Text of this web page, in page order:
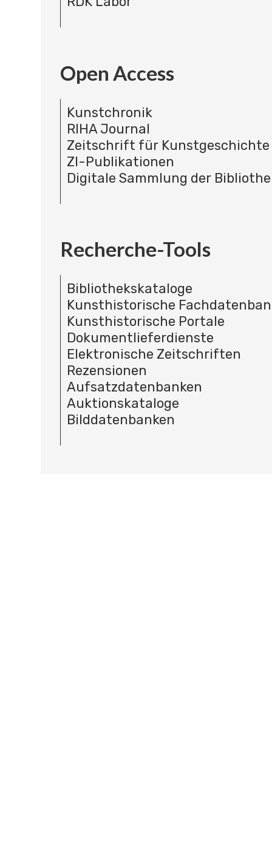
Open Access
Kunstchronik
RIHA Journal
Zeitschrift für Kunstgeschichte
ZI-Publikationen
Digitale Sammlung der
Recherche-Tools
Bibliothekskataloge
Kunsthistorische
Kunsthistorische Portale
Dokumentlieferdienste
Elektronische Zeitschriften
Rezensionen
Aufsatzdatenbanken
Auktionskataloge
Bilddatenbanken